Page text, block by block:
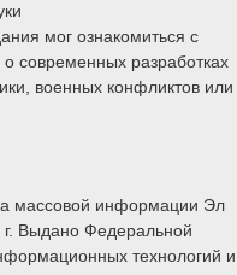
мог ознакомиться с
современных разработках
военных конфликтов или
массовой информации Эл
Выдано Федеральной
технологий и